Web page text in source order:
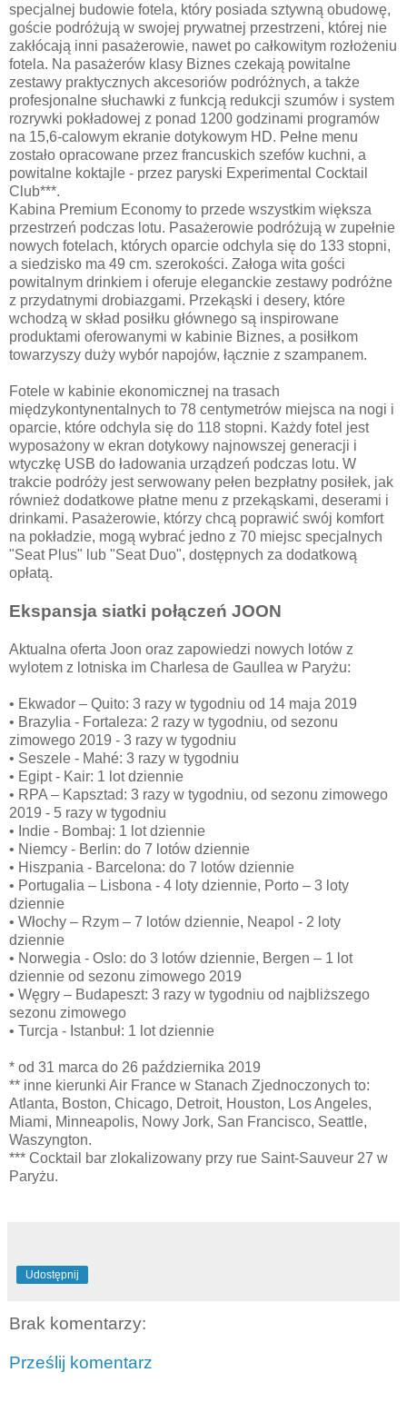
specjalnej budowie fotela, który posiada sztywną obudowę,
goście podróżują w swojej prywatnej przestrzeni, której nie
zakłócają inni pasażerowie, nawet po całkowitym rozłożeniu
fotela. Na pasażerów klasy Biznes czekają powitalne
zestawy praktycznych akcesoriów podróżnych, a także
profesjonalne słuchawki z funkcją redukcji szumów i system
rozrywki pokładowej z ponad 1200 godzinami programów
na 15,6-calowym ekranie dotykowym HD. Pełne menu
zostało opracowane przez francuskich szefów kuchni, a
powitalne koktajle - przez paryski Experimental Cocktail
Club***.
Kabina Premium Economy to przede wszystkim większa
przestrzeń podczas lotu. Pasażerowie podróżują w zupełnie
nowych fotelach, których oparcie odchyla się do 133 stopni,
a siedzisko ma 49 cm. szerokości. Załoga wita gości
powitalnym drinkiem i oferuje eleganckie zestawy podróżne
z przydatnymi drobiazgami. Przekąski i desery, które
wchodzą w skład posiłku głównego są inspirowane
produktami oferowanymi w kabinie Biznes, a posiłkom
towarzyszy duży wybór napojów, łącznie z szampanem.
Fotele w kabinie ekonomicznej na trasach
międzykontynentalnych to 78 centymetrów miejsca na nogi i
oparcie, które odchyla się do 118 stopni. Każdy fotel jest
wyposażony w ekran dotykowy najnowszej generacji i
wtyczkę USB do ładowania urządzeń podczas lotu. W
trakcie podróży jest serwowany pełen bezpłatny posiłek, jak
również dodatkowe płatne menu z przekąskami, deserami i
drinkami. Pasażerowie, którzy chcą poprawić swój komfort
na pokładzie, mogą wybrać jedno z 70 miejsc specjalnych
"Seat Plus" lub "Seat Duo", dostępnych za dodatkową
opłatą.
Ekspansja siatki połączeń JOON
Aktualna oferta Joon oraz zapowiedzi nowych lotów z
wylotem z lotniska im Charlesa de Gaullea w Paryżu:
• Ekwador – Quito: 3 razy w tygodniu od 14 maja 2019
• Brazylia - Fortaleza: 2 razy w tygodniu, od sezonu
zimowego 2019 - 3 razy w tygodniu
• Seszele - Mahé: 3 razy w tygodniu
• Egipt - Kair: 1 lot dziennie
• RPA – Kapsztad: 3 razy w tygodniu, od sezonu zimowego
2019 - 5 razy w tygodniu
• Indie - Bombaj: 1 lot dziennie
• Niemcy - Berlin: do 7 lotów dziennie
• Hiszpania - Barcelona: do 7 lotów dziennie
• Portugalia – Lisbona - 4 loty dziennie, Porto – 3 loty
dziennie
• Włochy – Rzym – 7 lotów dziennie, Neapol - 2 loty
dziennie
• Norwegia - Oslo: do 3 lotów dziennie, Bergen – 1 lot
dziennie od sezonu zimowego 2019
• Węgry – Budapeszt: 3 razy w tygodniu od najbliższego
sezonu zimowego
• Turcja - Istanbuł: 1 lot dziennie
* od 31 marca do 26 października 2019
** inne kierunki Air France w Stanach Zjednoczonych to:
Atlanta, Boston, Chicago, Detroit, Houston, Los Angeles,
Miami, Minneapolis, Nowy Jork, San Francisco, Seattle,
Waszyngton.
*** Cocktail bar zlokalizowany przy rue Saint-Sauveur 27 w
Paryżu.
Udostępnij
Brak komentarzy:
Prześlij komentarz